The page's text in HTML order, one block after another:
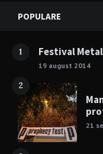
Widgets
POPULARE
1 Festival
19 august 2014
2
21